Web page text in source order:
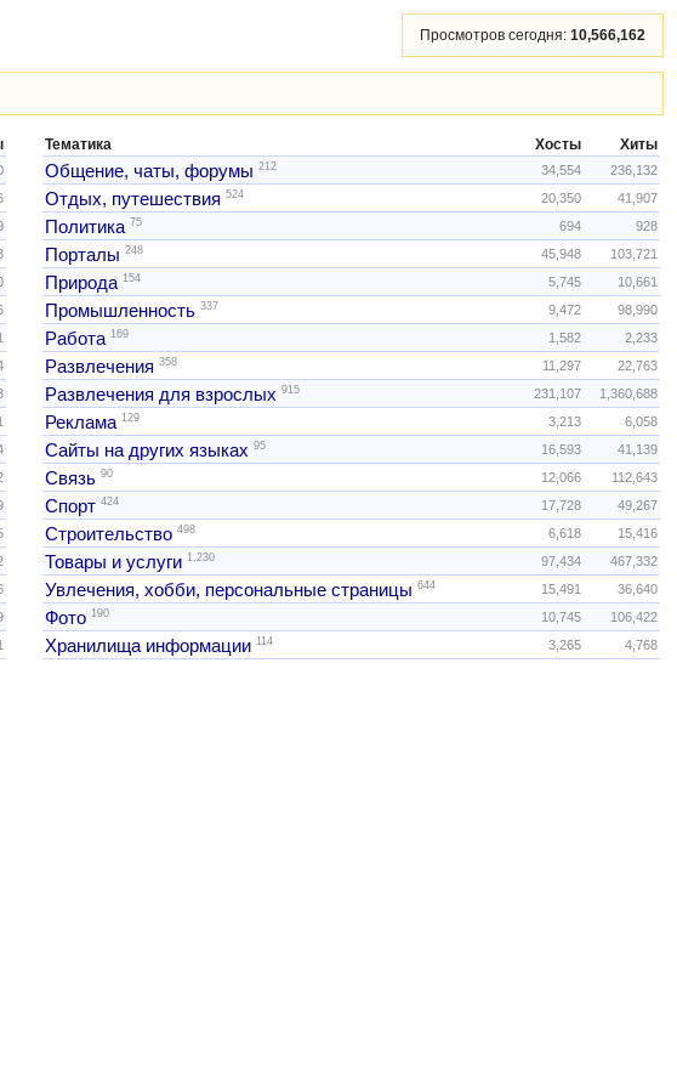
Просмотров сегодня: 10,566,162
Тематика Хосты Хиты
Общение, чаты, форумы 212 34,554 236,132
Отдых, путешествия 524 20,350 41,907
Политика 75 694 928
Порталы 248 45,948 103,721
Природа 154 5,745 10,661
Промышленность 337 9,472 98,990
Работа 169 1,582 2,233
Развлечения 358 11,297 22,763
Развлечения для взрослых 915 231,107 1,360,688
Реклама 129 3,213 6,058
Сайты на других языках 95 16,593 41,139
Связь 90 12,066 112,643
Спорт 424 17,728 49,267
Строительство 498 6,618 15,416
Товары и услуги 1,230 97,434 467,332
Увлечения, хобби, персональные страницы 644 15,491 36,640
Фото 190 10,745 106,422
Хранилища информации 114 3,265 4,768